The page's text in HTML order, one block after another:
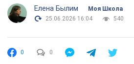
Елена Былим
Моя Школа
25.06.2026 16:04
540
0 0